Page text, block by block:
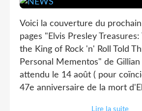
Voici la couverture du
pages "Elvis Presley
the King of Rock 'n' Roll Told
Personal Mementos" de Gillian
attendu le 14 août ( pour
47e anniversaire de la mort
Lire la suite